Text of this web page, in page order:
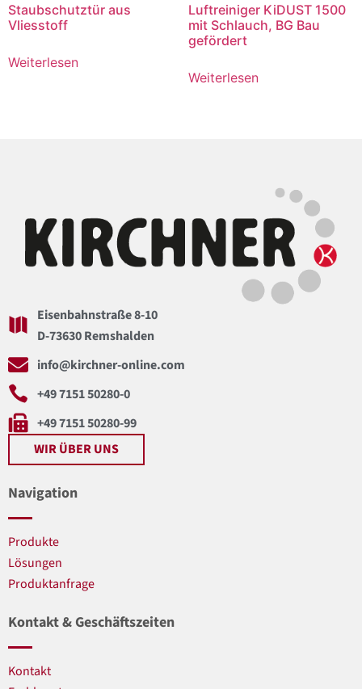
Staubschutztür aus
Vliesstoff
Weiterlesen
Luftreiniger KiDUST 1500
mit Schlauch, BG Bau
gefördert
Weiterlesen
Eisenbahnstraße 8-10
D-73630 Remshalden
info@kirchner-online.com
+49 7151 50280-0
+49 7151 50280-99
WIR ÜBER UNS
Navigation
Produkte
Lösungen
Produktanfrage
Kontakt & Geschäftszeiten
Kontakt